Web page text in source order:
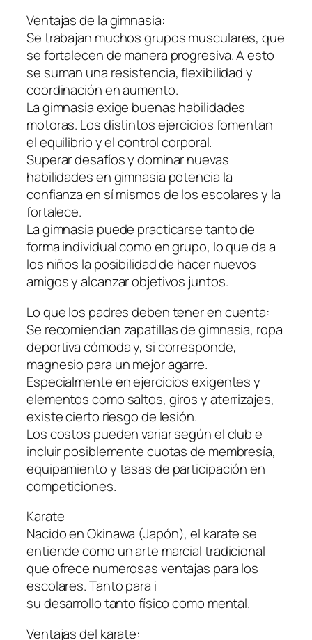
Ventajas de la gimnasia:
Se trabajan muchos grupos musculares, que
se fortalecen de manera progresiva. A esto
se suman una resistencia, flexibilidad y
coordinación en aumento.
La gimnasia exige buenas habilidades
motoras. Los distintos ejercicios fomentan
el equilibrio y el control corporal.
Superar desafíos y dominar nuevas
habilidades en gimnasia potencia la
confianza en sí mismos de los escolares y la
fortalece.
La gimnasia puede practicarse tanto de
forma individual como en grupo, lo que da a
los niños la posibilidad de hacer nuevos
amigos y alcanzar objetivos juntos.
Lo que los padres deben tener en cuenta:
Se recomiendan zapatillas de gimnasia, ropa
deportiva cómoda y, si corresponde,
magnesio para un mejor agarre.
Especialmente en ejercicios exigentes y
elementos como saltos, giros y aterrizajes,
existe cierto riesgo de lesión.
Los costos pueden variar según el club e
incluir posiblemente cuotas de membresía,
equipamiento y tasas de participación en
competiciones.
Karate
Nacido en Okinawa (Japón), el karate se
entiende como un arte marcial tradicional
que ofrece numerosas ventajas para los
escolares. Tanto para i
su desarrollo tanto físico como mental.
Ventajas del karate: